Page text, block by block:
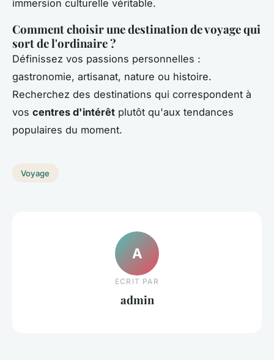
immersion culturelle véritable.
Comment choisir une destination de voyage qui
sort de l'ordinaire ?
Définissez vos passions personnelles :
gastronomie, artisanat, nature ou histoire.
Recherchez des destinations qui correspondent à
vos centres d'intérêt plutôt qu'aux tendances
populaires du moment.
Voyage
A
ECRIT PAR
admin